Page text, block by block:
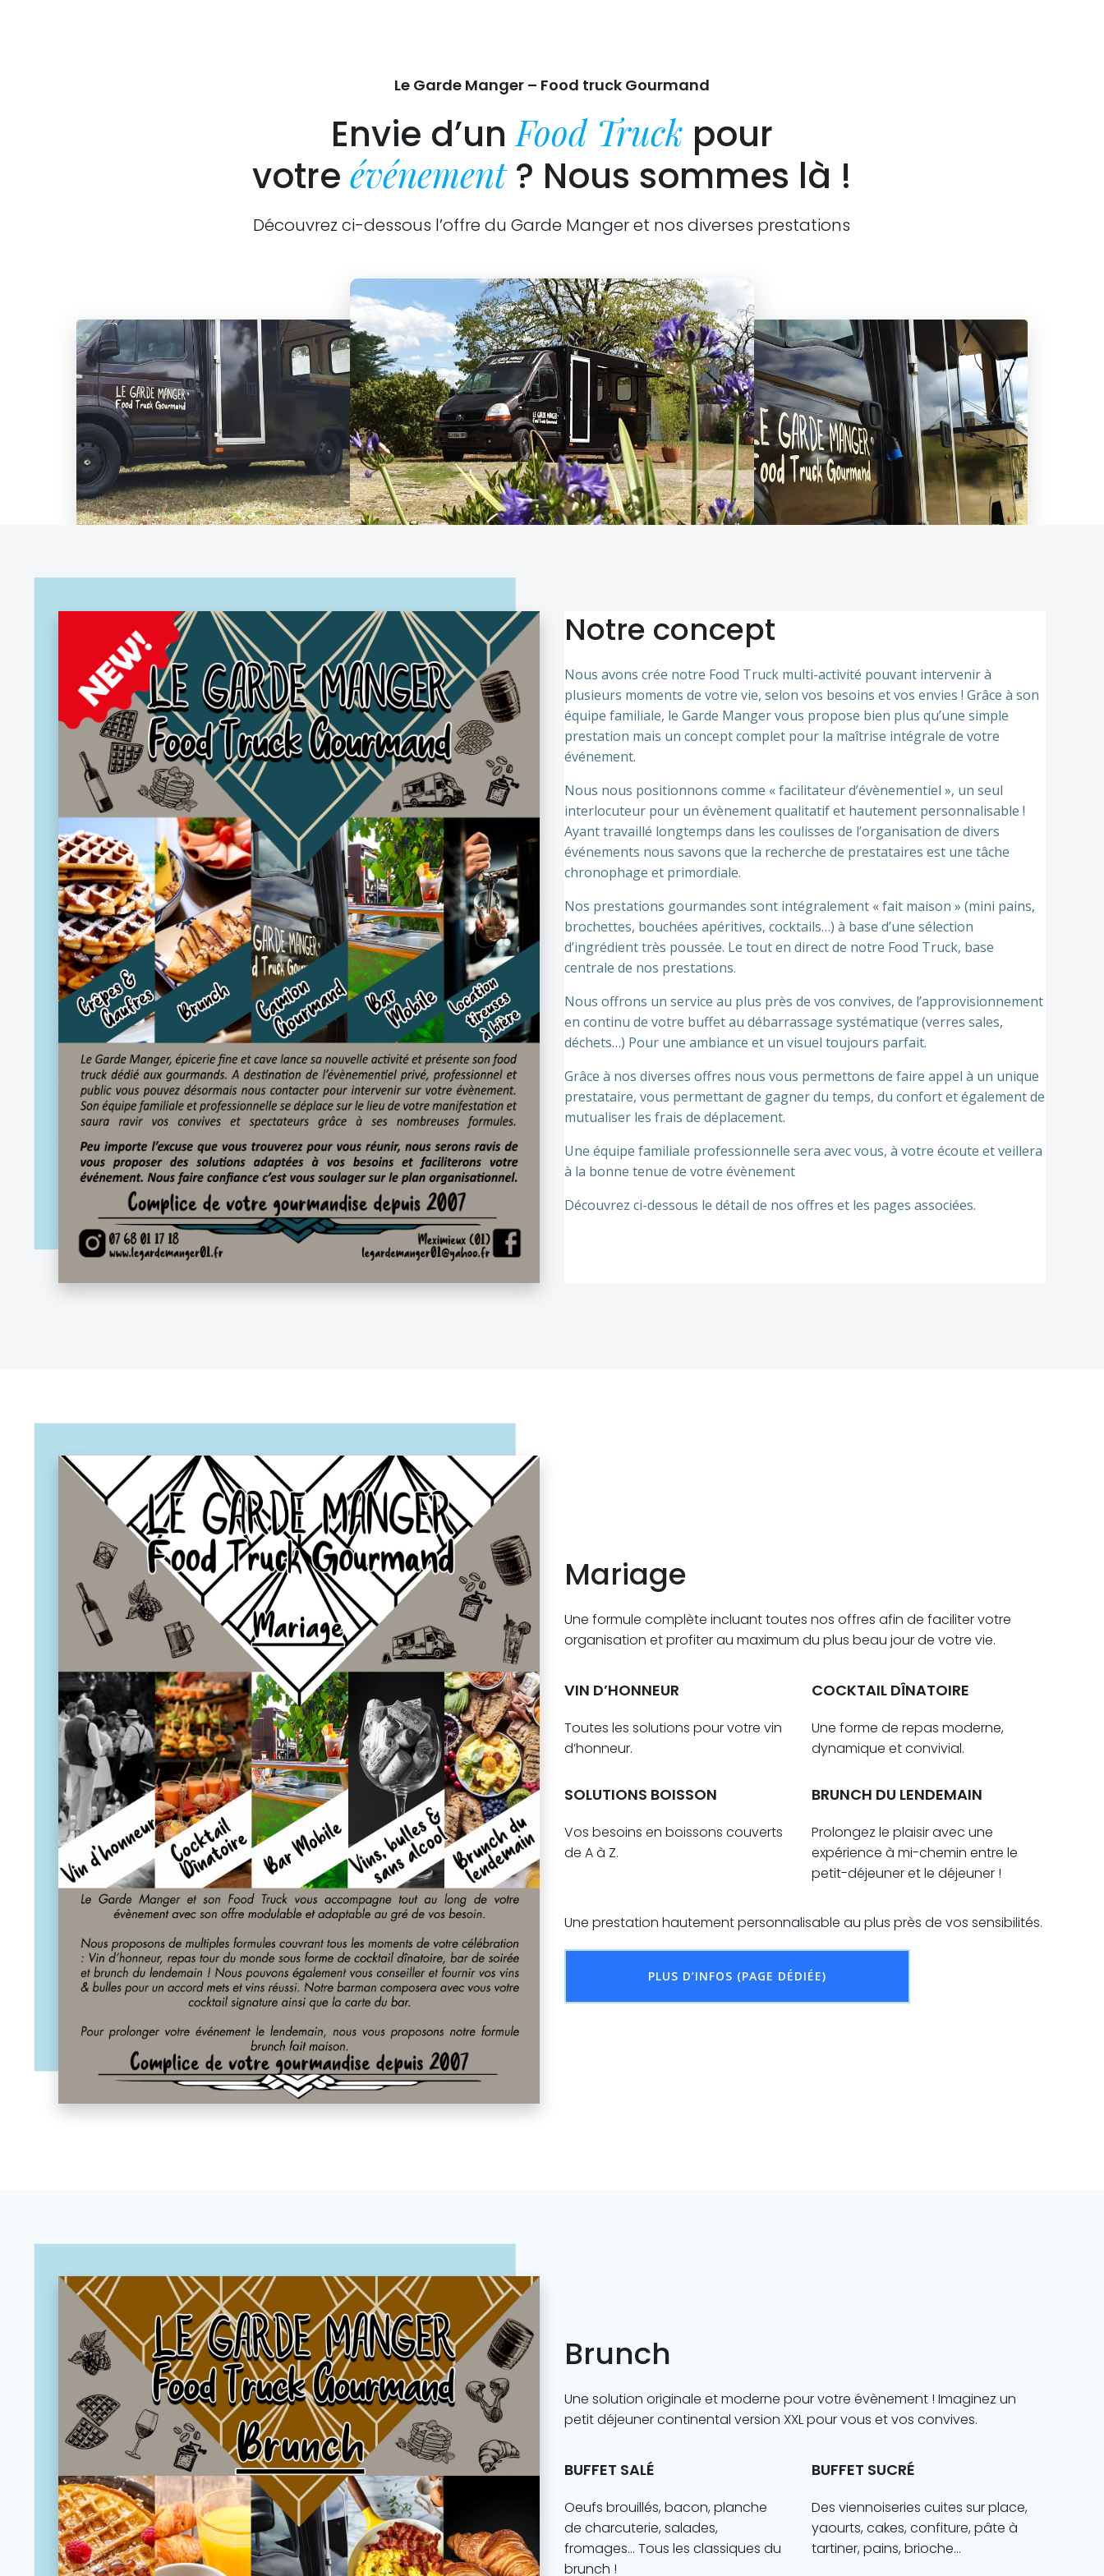
Le Garde Manger – Food truck Gourmand
Envie d’unFood Truck pour
votre événement? Nous sommes là !
Découvrez ci-dessous l’offre du Garde Manger et nos diverses prestations
Notre concept
Nous avons crée notre Food Truck multi-activité pouvant intervenir à
plusieurs moments de votre vie, selon vos besoins et vos envies ! Grâce à son
équipe familiale, le Garde Manger vous propose bien plus qu’une simple
prestation mais un concept complet pour la maîtrise intégrale de votre
événement.
Nous nous positionnons comme « facilitateur d’évènementiel », un seul
interlocuteur pour un évènement qualitatif et hautement personnalisable !
Ayant travaillé longtemps dans les coulisses de l’organisation de divers
événements nous savons que la recherche de prestataires est une tâche
chronophage et primordiale.
Nos prestations gourmandes sont intégralement « fait maison » (mini pains,
brochettes, bouchées apéritives, cocktails…) à base d’une sélection
d’ingrédient très poussée. Le tout en direct de notre Food Truck, base
centrale de nos prestations.
Nous offrons un service au plus près de vos convives, de l’approvisionnement
en continu de votre buffet au débarrassage systématique (verres sales,
déchets…) Pour une ambiance et un visuel toujours parfait.
Grâce à nos diverses offres nous vous permettons de faire appel à un unique
prestataire, vous permettant de gagner du temps, du confort et également de
mutualiser les frais de déplacement.
Une équipe familiale professionnelle sera avec vous, à votre écoute et veillera
à la bonne tenue de votre évènement
Découvrez ci-dessous le détail de nos offres et les pages associées.
Mariage
Une formule complète incluant toutes nos offres afin de faciliter votre
organisation et profiter au maximum du plus beau jour de votre vie.
VIN D’HONNEUR
Toutes les solutions pour votre vin
d’honneur.
COCKTAIL DÎNATOIRE
Une forme de repas moderne,
dynamique et convivial.
SOLUTIONS BOISSON
Vos besoins en boissons couverts
de A à Z.
BRUNCH DU LENDEMAIN
Prolongez le plaisir avec une
expérience à mi-chemin entre le
petit-déjeuner et le déjeuner !
Une prestation hautement personnalisable au plus près de vos sensibilités.
PLUS D’INFOS (PAGE DÉDIÉE)
Brunch
Une solution originale et moderne pour votre évènement ! Imaginez un
petit déjeuner continental version XXL pour vous et vos convives.
BUFFET SALÉ
Oeufs brouillés, bacon, planche
de charcuterie, salades,
fromages… Tous les classiques du
brunch !
BUFFET SUCRÉ
Des viennoiseries cuites sur place,
yaourts, cakes, confiture, pâte à
tartiner, pains, brioche…